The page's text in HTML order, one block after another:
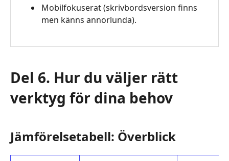
Mobilfokuserat (skrivbordsversion finns
men känns annorlunda).
Del 6. Hur du väljer rätt
verktyg för dina behov
Jämförelsetabell: Överblick